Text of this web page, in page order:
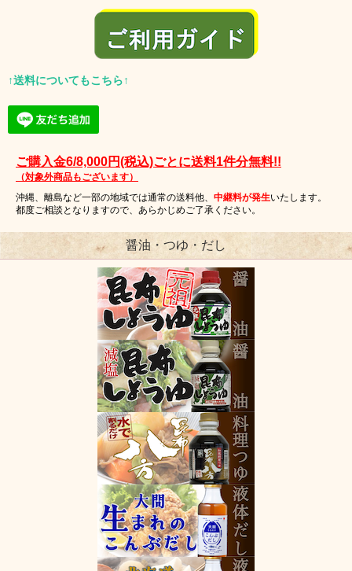
↑送料についてもこちら↑
ご購入金6/8,000円(税込)ごとに送料1件分無料!!
（対象外商品もございます）
沖縄、離島など一部の地域では通常の送料他、 中継料が発生いたします。
都度ご相談となりますので、あらかじめご了承ください。
醤油・つゆ・だし